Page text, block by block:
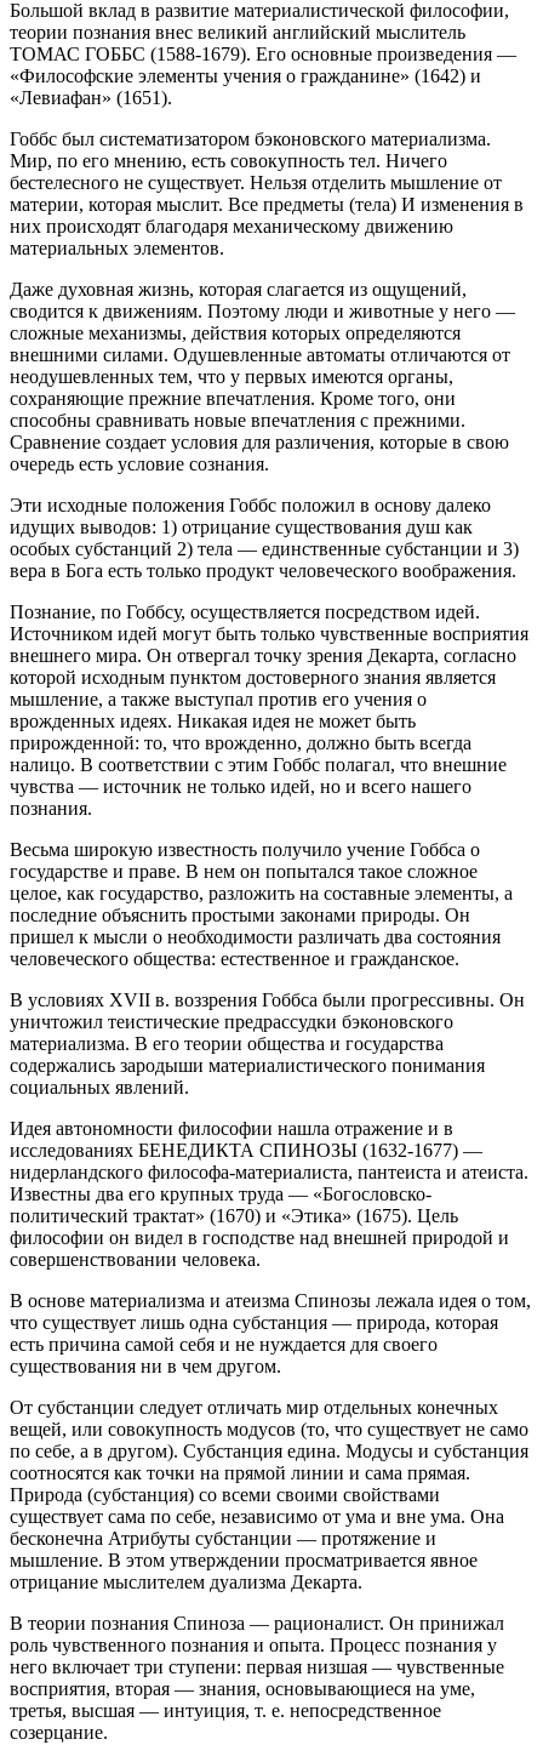
Большой вклад в развитие материалистической философии,
теории познания внес великий английский мыслитель
ТОМАС ГОББС (1588-1679). Его основные произведения —
«Философские элементы учения о гражданине» (1642) и
«Левиафан» (1651).
Гоббс был систематизатором бэконовского материализма.
Мир, по его мнению, есть совокупность тел. Ничего
бестелесного не существует. Нельзя отделить мышление от
материи, которая мыслит. Все предметы (тела) И изменения в
них происходят благодаря механическому движению
материальных элементов.
Даже духовная жизнь, которая слагается из ощущений,
сводится к движениям. Поэтому люди и животные у него —
сложные механизмы, действия которых определяются
внешними силами. Одушевленные автоматы отличаются от
неодушевленных тем, что у первых имеются органы,
сохраняющие прежние впечатления. Кроме того, они
способны сравнивать новые впечатления с прежними.
Сравнение создает условия для различения, которые в свою
очередь есть условие сознания.
Эти исходные положения Гоббс положил в основу далеко
идущих выводов: 1) отрицание существования душ как
особых субстанций 2) тела — единственные субстанции и 3)
вера в Бога есть только продукт человеческого воображения.
Познание, по Гоббсу, осуществляется посредством идей.
Источником идей могут быть только чувственные восприятия
внешнего мира. Он отвергал точку зрения Декарта, согласно
которой исходным пунктом достоверного знания является
мышление, а также выступал против его учения о
врожденных идеях. Никакая идея не может быть
прирожденной: то, что врожденно, должно быть всегда
налицо. В соответствии с этим Гоббс полагал, что внешние
чувства — источник не только идей, но и всего нашего
познания.
Весьма широкую известность получило учение Гоббса о
государстве и праве. В нем он попытался такое сложное
целое, как государство, разложить на составные элементы, а
последние объяснить простыми законами природы. Он
пришел к мысли о необходимости различать два состояния
человеческого общества: естественное и гражданское.
В условиях XVII в. воззрения Гоббса были прогрессивны. Он
уничтожил теистические предрассудки бэконовского
материализма. В его теории общества и государства
содержались зародыши материалистического понимания
социальных явлений.
Идея автономности философии нашла отражение и в
исследованиях БЕНЕДИКТА СПИНОЗЫ (1632-1677) —
нидерландского философа-материалиста, пантеиста и атеиста.
Известны два его крупных труда — «Богословско-
политический трактат» (1670) и «Этика» (1675). Цель
философии он видел в господстве над внешней природой и
совершенствовании человека.
В основе материализма и атеизма Спинозы лежала идея о том,
что существует лишь одна субстанция — природа, которая
есть причина самой себя и не нуждается для своего
существования ни в чем другом.
От субстанции следует отличать мир отдельных конечных
вещей, или совокупность модусов (то, что существует не само
по себе, а в другом). Субстанция едина. Модусы и субстанция
соотносятся как точки на прямой линии и сама прямая.
Природа (субстанция) со всеми своими свойствами
существует сама по себе, независимо от ума и вне ума. Она
бесконечна Атрибуты субстанции — протяжение и
мышление. В этом утверждении просматривается явное
отрицание мыслителем дуализма Декарта.
В теории познания Спиноза — рационалист. Он принижал
роль чувственного познания и опыта. Процесс познания у
него включает три ступени: первая низшая — чувственные
восприятия, вторая — знания, основывающиеся на уме,
третья, высшая — интуиция, т. е. непосредственное
созерцание.